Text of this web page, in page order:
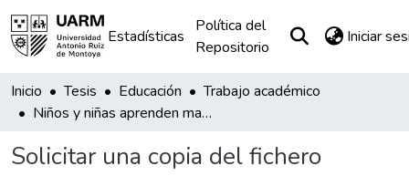
Estadísticas
Política del
Repositorio
Iniciar
Inicio Tesis Educación
Trabajo académico
Niños y niñas aprenden matemática con recursos naturales en la Institución Educativa N° 16 de Ica
Solicitar una copia del fichero